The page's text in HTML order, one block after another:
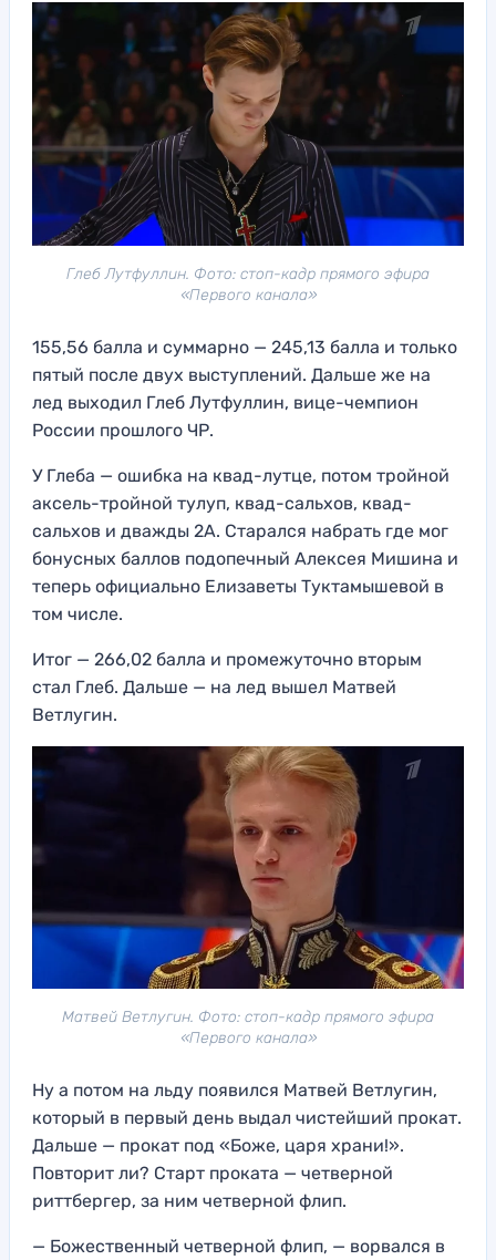
Глеб Лутфуллин. Фото: стоп-кадр прямого эфира
«Первого канала»
155,56 балла и суммарно — 245,13 балла и только
пятый после двух выступлений. Дальше же на
лед выходил Глеб Лутфуллин, вице-чемпион
России прошлого ЧР.
У Глеба — ошибка на квад-лутце, потом тройной
аксель-тройной тулуп, квад-сальхов, квад-
сальхов и дважды 2А. Старался набрать где мог
бонусных баллов подопечный Алексея Мишина и
теперь официально Елизаветы Туктамышевой в
том числе.
Итог — 266,02 балла и промежуточно вторым
стал Глеб. Дальше — на лед вышел Матвей
Ветлугин.
Матвей Ветлугин. Фото: стоп-кадр прямого эфира
«Первого канала»
Ну а потом на льду появился Матвей Ветлугин,
который в первый день выдал чистейший прокат.
Дальше — прокат под «Боже, царя храни!».
Повторит ли? Старт проката — четверной
риттбергер, за ним четверной флип.
— Божественный четверной флип, — ворвался в